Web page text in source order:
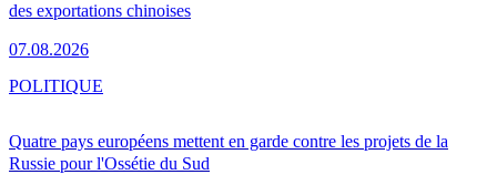
des exportations chinoises
07.08.2026
Quatre pays européens mettent en garde contre les projets de la
Russie pour l'Ossétie du Sud
POLITIQUE